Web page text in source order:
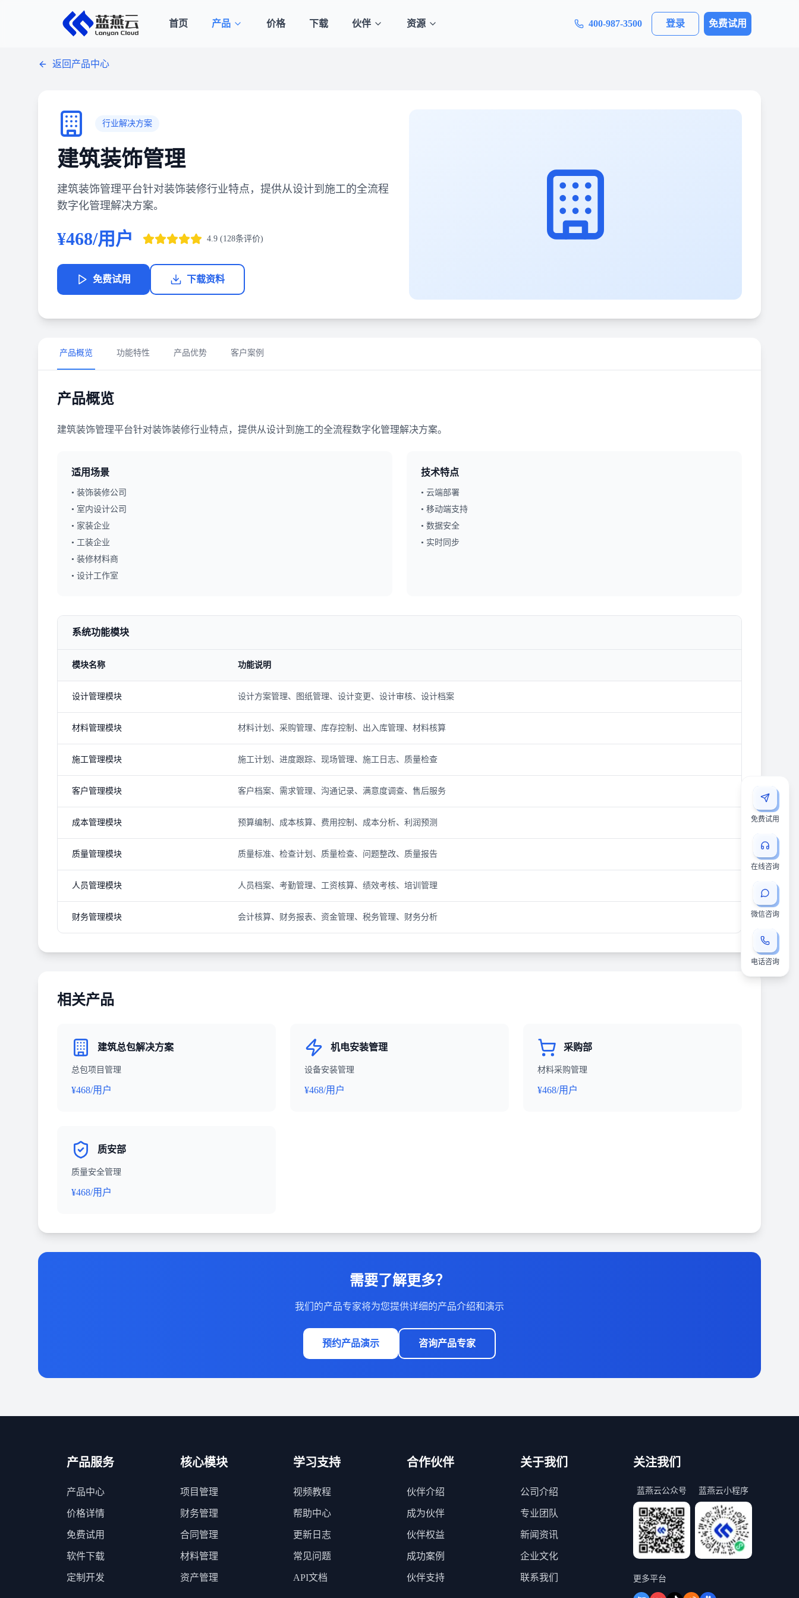
首页 产品 价格 下载 伙伴 资源 400-987-3500 登录 免费试用
免费试用
在线咨询
微信咨询
电话咨询
返回产品中心
行业解决方案
建筑装饰管理
建筑装饰管理平台针对装饰装修行业特点，提供从设计到施工的全流程
数字化管理解决方案。
¥468/用户 4.9 (128条评价)
免费试用 下载资料
产品概览 功能特性 产品优势 客户案例
产品概览
建筑装饰管理平台针对装饰装修行业特点，提供从设计到施工的全流程数字化管理解决方案。
适用场景
• 装饰装修公司
• 室内设计公司
• 家装企业
• 工装企业
• 装修材料商
• 设计工作室
技术特点
• 云端部署
• 移动端支持
• 数据安全
• 实时同步
系统功能模块
模块名称 功能说明
设计管理模块 设计方案管理、图纸管理、设计变更、设计审核、设计档案
材料管理模块 材料计划、采购管理、库存控制、出入库管理、材料核算
施工管理模块 施工计划、进度跟踪、现场管理、施工日志、质量检查
客户管理模块 客户档案、需求管理、沟通记录、满意度调查、售后服务
成本管理模块 预算编制、成本核算、费用控制、成本分析、利润预测
质量管理模块 质量标准、检查计划、质量检查、问题整改、质量报告
人员管理模块 人员档案、考勤管理、工资核算、绩效考核、培训管理
财务管理模块 会计核算、财务报表、资金管理、税务管理、财务分析
相关产品
建筑总包解决方案
总包项目管理
¥468/用户
机电安装管理
设备安装管理
¥468/用户
采购部
材料采购管理
¥468/用户
质安部
质量安全管理
¥468/用户
需要了解更多？
我们的产品专家将为您提供详细的产品介绍和演示
预约产品演示 咨询产品专家
产品服务
产品中心
价格详情
免费试用
软件下载
定制开发
核心模块
项目管理
财务管理
合同管理
材料管理
资产管理
学习支持
视频教程
帮助中心
更新日志
常见问题
API文档
合作伙伴
伙伴介绍
成为伙伴
伙伴权益
成功案例
伙伴支持
关于我们
公司介绍
专业团队
新闻资讯
企业文化
联系我们
关注我们
蓝燕云公众号 蓝燕云小程序
更多平台